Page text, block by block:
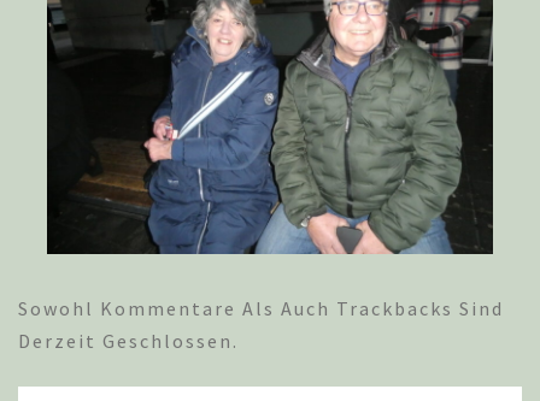
Sowohl Kommentare Als Auch Trackbacks Sind
Derzeit Geschlossen.